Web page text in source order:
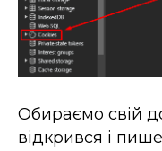
Обираємо свій
відкрився і